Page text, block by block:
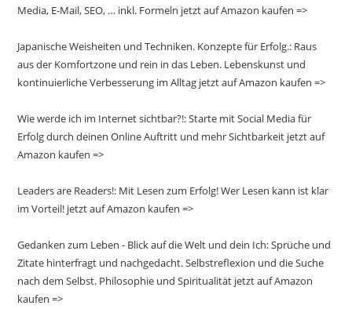
Media, E-Mail, SEO, … inkl. Formeln jetzt auf Amazon kaufen =>
Japanische Weisheiten und Techniken. Konzepte für Erfolg.: Raus
aus der Komfortzone und rein in das Leben. Lebenskunst und
kontinuierliche Verbesserung im Alltag jetzt auf Amazon kaufen =>
Wie werde ich im Internet sichtbar?!: Starte mit Social Media für
Erfolg durch deinen Online Auftritt und mehr Sichtbarkeit jetzt auf
Amazon kaufen =>
Leaders are Readers!: Mit Lesen zum Erfolg! Wer Lesen kann ist klar
im Vorteil! jetzt auf Amazon kaufen =>
Gedanken zum Leben - Blick auf die Welt und dein Ich: Sprüche und
Zitate hinterfragt und nachgedacht. Selbstreflexion und die Suche
nach dem Selbst. Philosophie und Spiritualität jetzt auf Amazon
kaufen =>